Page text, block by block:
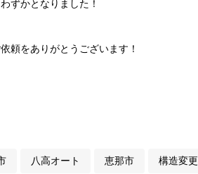
ずかとなりました！
頼をありがとうございます！
八高オート 恵那市 構造変更